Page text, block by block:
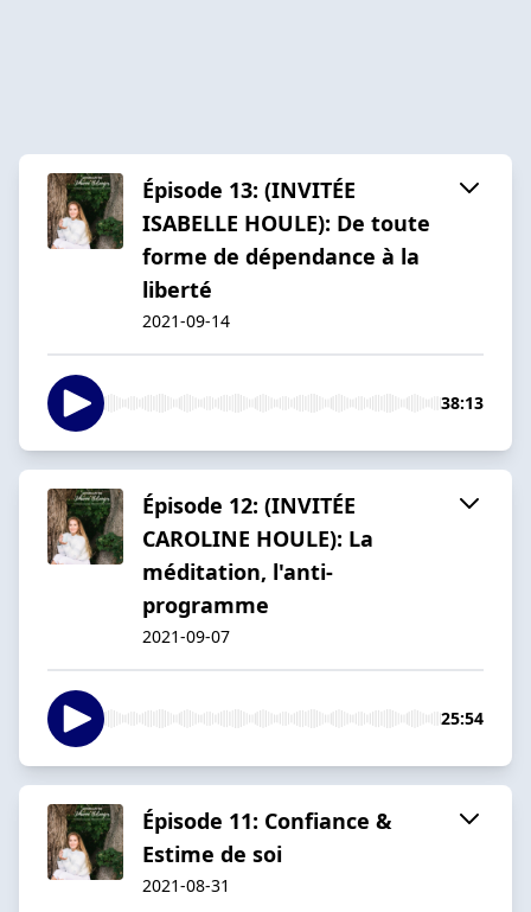
Épisode 13: (INVITÉE
ISABELLE HOULE): De toute
forme de dépendance à la
liberté
2021-09-14
38:13
Épisode 12: (INVITÉE
CAROLINE HOULE): La
méditation, l'anti-
programme
2021-09-07
25:54
Épisode 11: Confiance &
Estime de soi
2021-08-31